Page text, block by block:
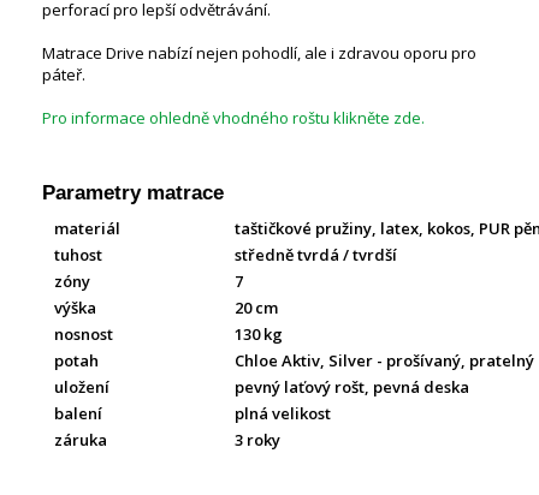
perforací pro lepší odvětrávání.
Matrace Drive nabízí nejen pohodlí, ale i zdravou oporu pro
páteř.
Pro informace ohledně vhodného roštu klikněte zde.
Parametry matrace
materiál
taštičkové pružiny, latex, kokos, PUR
tuhost
středně tvrdá / tvrdší
zóny
7
výška
20 cm
nosnost
130 kg
potah
Chloe Aktiv, Silver - prošívaný, pratelný
uložení
pevný laťový rošt, pevná deska
balení
plná velikost
záruka
3 roky